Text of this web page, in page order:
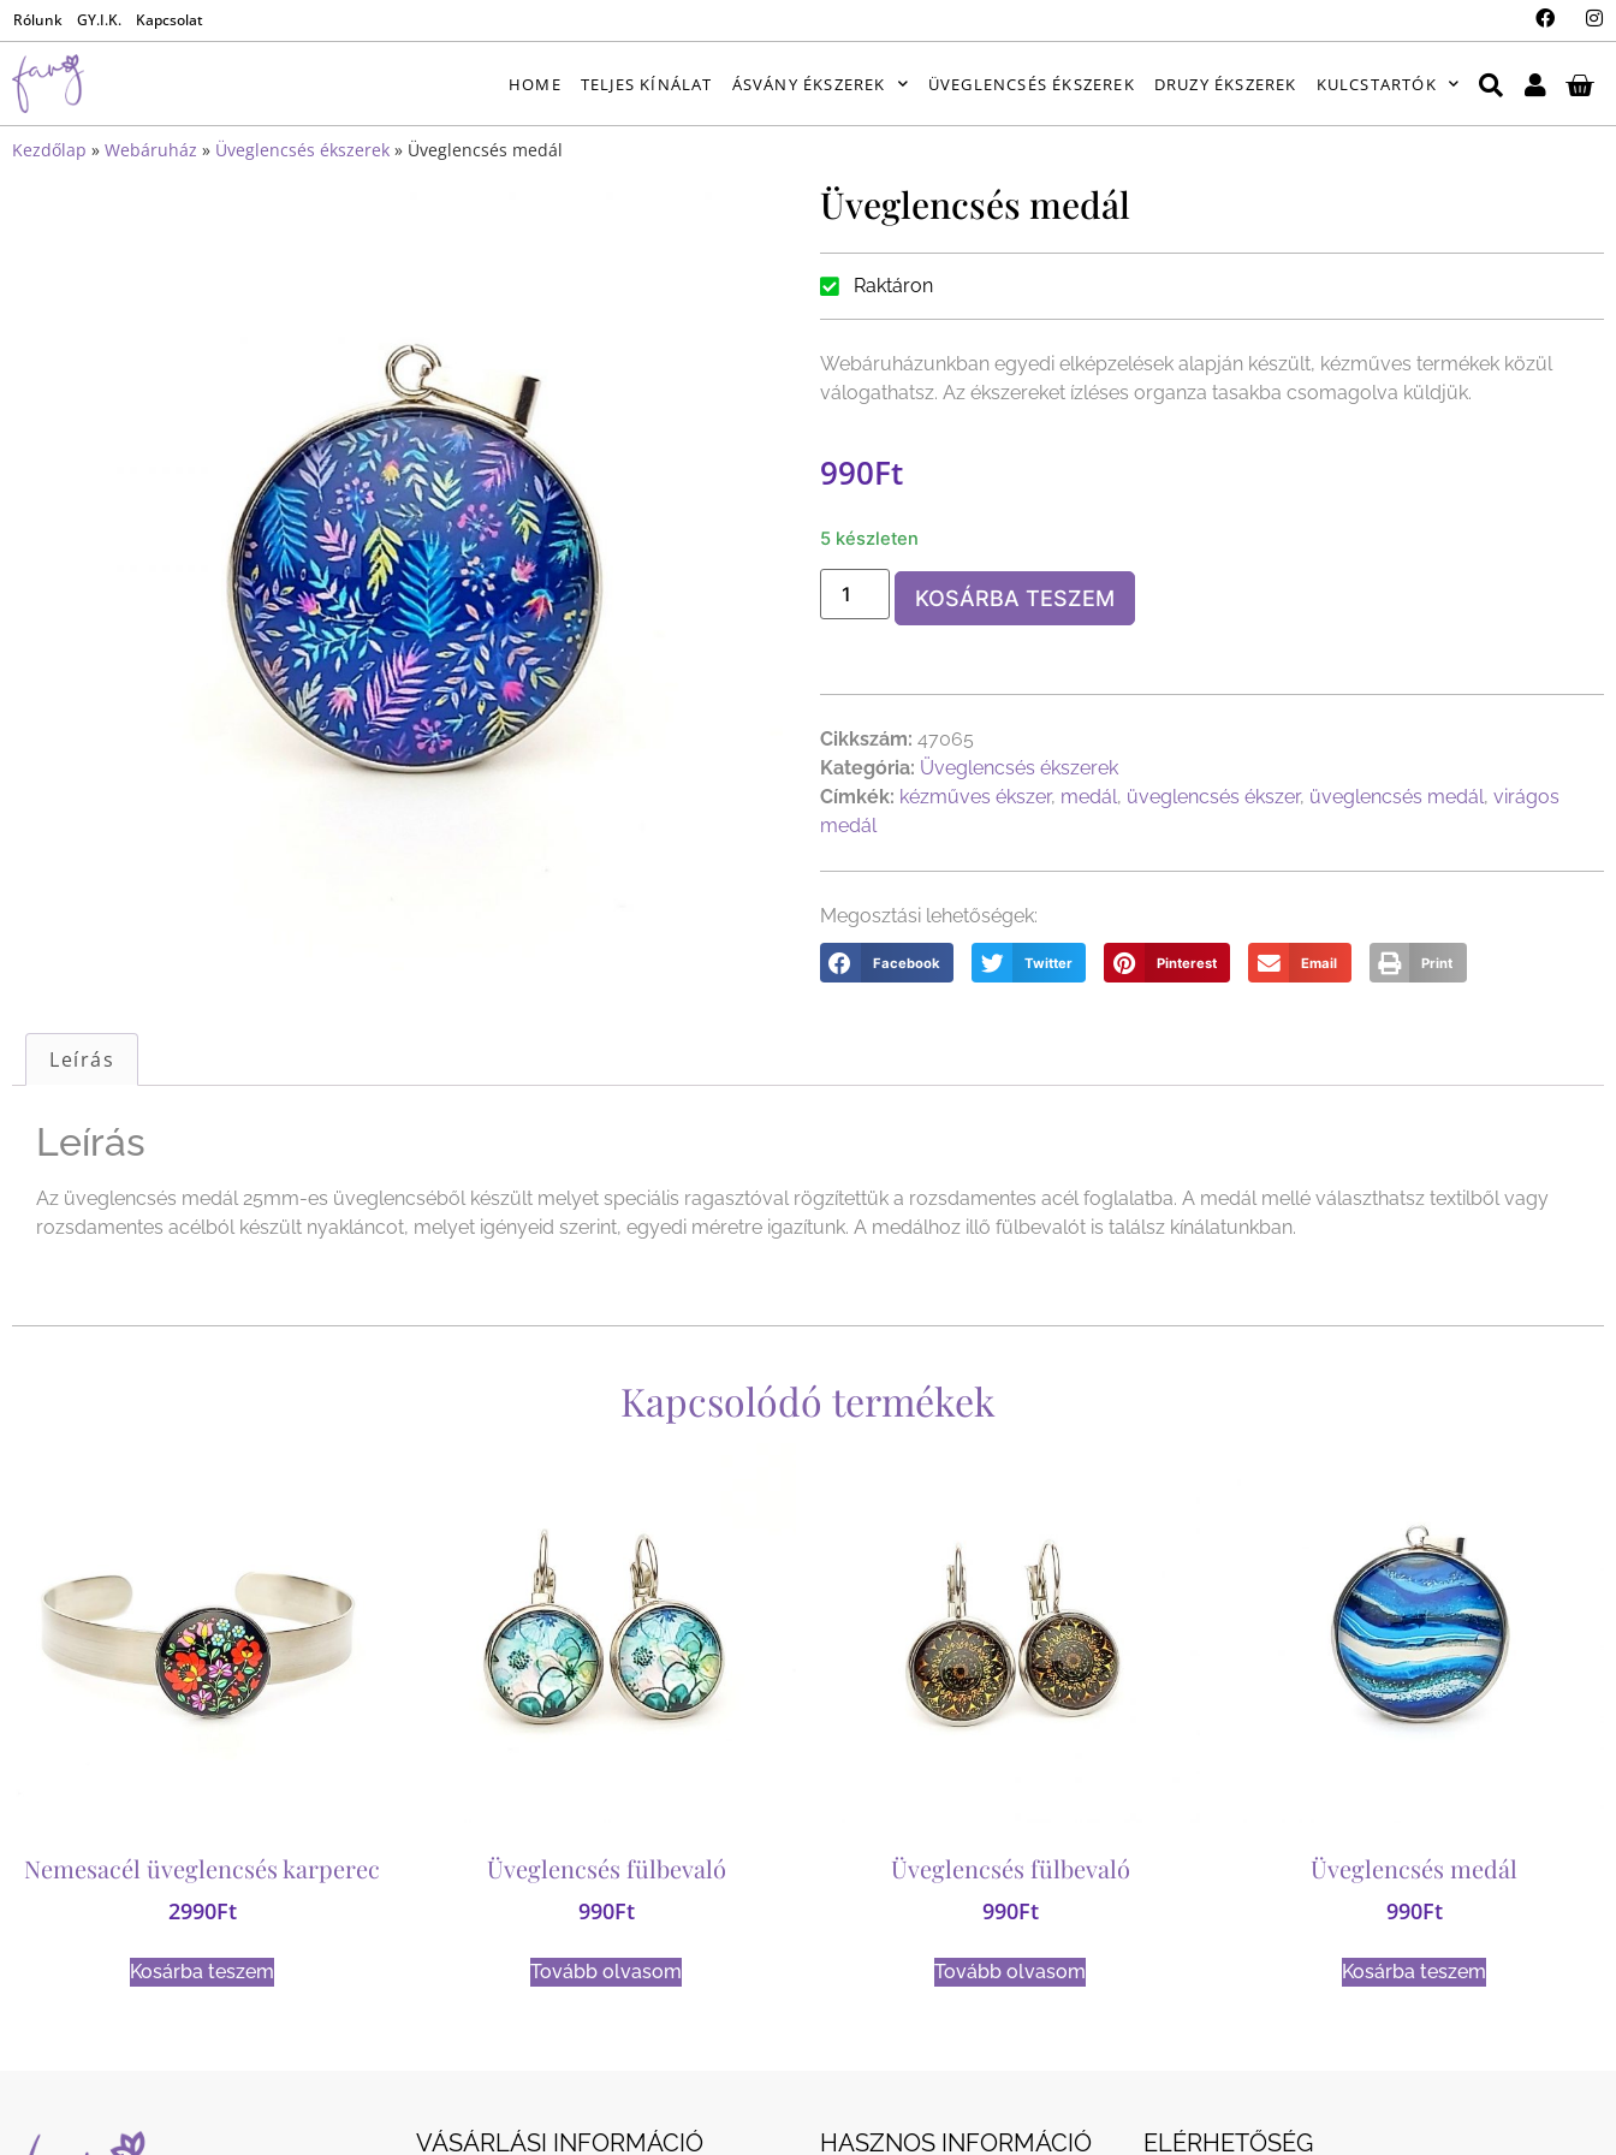
Rólunk GY.I.K. Kapcsolat
HOME TELJES KÍNÁLAT ÁSVÁNY ÉKSZEREK ÜVEGLENCSÉS ÉKSZEREK DRUZY ÉKSZEREK KULCSTARTÓK
Kezdőlap » Webáruház » Üveglencsés ékszerek » Üveglencsés medál
Üveglencsés medál
Raktáron
Webáruházunkban egyedi elképzelések alapján készült, kézműves termékek közül
válogathatsz. Az ékszereket ízléses organza tasakba csomagolva küldjük.
990Ft
5 készleten
KOSÁRBA TESZEM
Cikkszám: 47065
Kategória: Üveglencsés ékszerek
Címkék: kézműves ékszer, medál, üveglencsés ékszer, üveglencsés medál, virágos
medál
Megosztási lehetőségek:
Facebook Twitter Pinterest Email Print
Leírás
Leírás
Az üveglencsés medál 25mm-es üveglencséből készült melyet speciális ragasztóval rögzítettük a rozsdamentes acél foglalatba. A medál mellé választhatsz textilből vagy
rozsdamentes acélból készült nyakláncot, melyet igényeid szerint, egyedi méretre igazítunk. A medálhoz illő fülbevalót is találsz kínálatunkban.
Kapcsolódó termékek
Nemesacél üveglencsés karperec
2990Ft
Kosárba teszem
Üveglencsés fülbevaló
990Ft
Tovább olvasom
Üveglencsés fülbevaló
990Ft
Tovább olvasom
Üveglencsés medál
990Ft
Kosárba teszem
VÁSÁRLÁSI INFORMÁCIÓ HASZNOS INFORMÁCIÓ ELÉRHETŐSÉG